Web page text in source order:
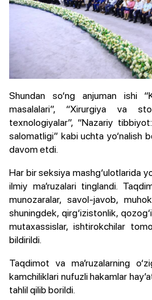
Shundan so‘ng anjuman ishi
masalalari”, “Xirurgiya va
texnologiyalar”, “Nazariy
salomatligi” kabi uchta yo‘nalish
davom etdi.
Har bir seksiya mashg‘ulotlarida
ilmiy ma’ruzalari tinglandi.
munozaralar, savol-javob,
shuningdek, qirg‘izistonlik,
mutaxassislar, ishtirokchilar
bildirildi.
Taqdimot va ma’ruzalarning
kamchiliklari nufuzli hakamlar
tahlil qilib borildi.